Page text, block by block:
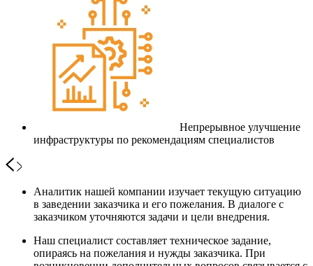
Непрерывное улучшение
инфраструктуры по рекомендациям специалистов
Аналитик нашей компании изучает текущую ситуацию
в заведении заказчика и его пожелания. В диалоге с
заказчиком уточняются задачи и цели внедрения.
Наш специалист составляет техническое задание,
опираясь на пожелания и нужды заказчика. При